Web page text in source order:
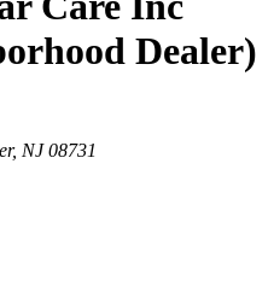
Dealer)
NJ 08731